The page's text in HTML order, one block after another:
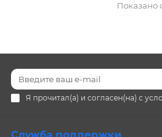
Показано
Я прочитал(а) и согласен(на) с